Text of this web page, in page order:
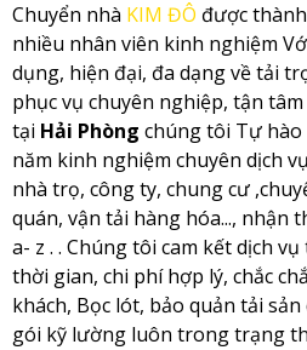
Chuyển nhà KIM ĐÔ được
nhiều nhân viên kinh nghiệm
dụng, hiện đại, đa dạng về tải
phục vụ chuyên nghiệp, tận
tại Hải Phòng chúng tôi Tự hào
năm kinh nghiệm chuyên dịch
nhà trọ, công ty, chung cư
quán, vận tải hàng hóa..., nhận
a- z . . Chúng tôi cam kết dịch
thời gian, chi phí hợp lý, chắc
khách, Bọc lót, bảo quản tải
gói kỹ lường luôn trong trạng